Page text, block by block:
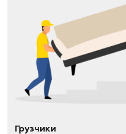
Грузчики